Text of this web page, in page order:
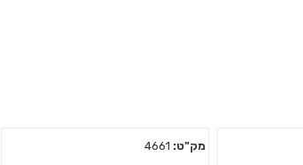
מק"ט: